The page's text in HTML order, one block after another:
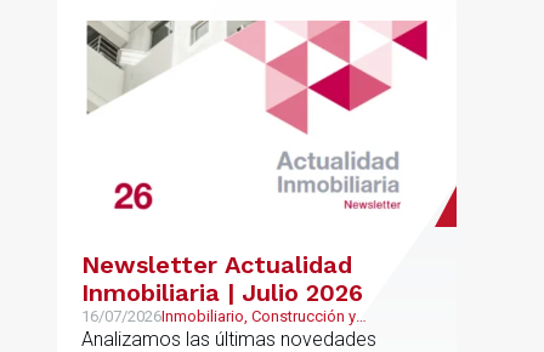
Newsletter Actualidad
Inmobiliaria | Julio 2026
16/07/2026Inmobiliario, Construcción y
Urbanismo
Analizamos las últimas novedades